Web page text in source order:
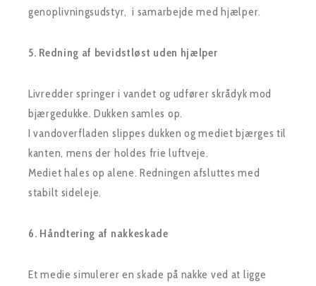
genoplivningsudstyr, i samarbejde med hjælper.
5. Redning af bevidstløst uden hjælper
Livredder springer i vandet og udfører skrådyk mod
bjærgedukke. Dukken samles op.
I vandoverfladen slippes dukken og mediet bjærges til
kanten, mens der holdes frie luftveje.
Mediet hales op alene. Redningen afsluttes med
stabilt sideleje.
6. Håndtering af nakkeskade
Et medie simulerer en skade på nakke ved at ligge